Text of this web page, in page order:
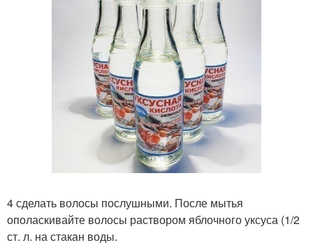
4 сделать волосы послушными. После мытья
ополаскивайте волосы раствором яблочного уксуса (1/2
ст. л. на стакан воды.